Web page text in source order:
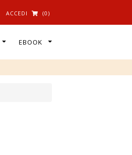
ACCEDI (0)
EBOOK